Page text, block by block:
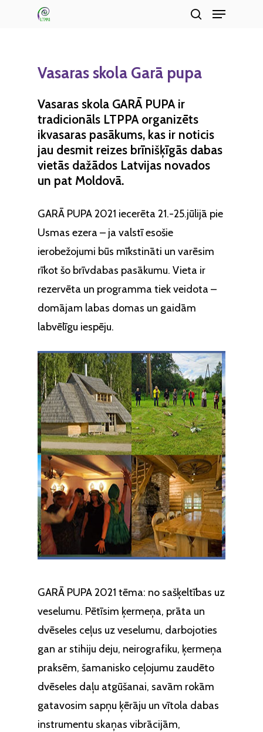
Menu
Vasaras skola Garā pupa
Vasaras skola GARĀ PUPA ir
tradicionāls LTPPA organizēts
ikvasaras pasākums, kas ir noticis
jau desmit reizes brīnišķīgās dabas
vietās dažādos Latvijas novados
un pat Moldovā.
GARĀ PUPA 2021 iecerēta 21.-25.jūlijā pie
Usmas ezera – ja valstī esošie
ierobežojumi būs mīkstināti un varēsim
rīkot šo brīvdabas pasākumu. Vieta ir
rezervēta un programma tiek veidota –
domājam labas domas un gaidām
labvēlīgu iespēju.
GARĀ PUPA 2021 tēma: no sašķeltības uz
veselumu. Pētīsim ķermeņa, prāta un
dvēseles ceļus uz veselumu, darbojoties
gan ar stihiju deju, neirografiku, ķermeņa
praksēm, šamanisko ceļojumu zaudēto
dvēseles daļu atgūšanai, savām rokām
gatavosim sapņu ķērāju un vītola dabas
instrumentu skaņas vibrācijām,